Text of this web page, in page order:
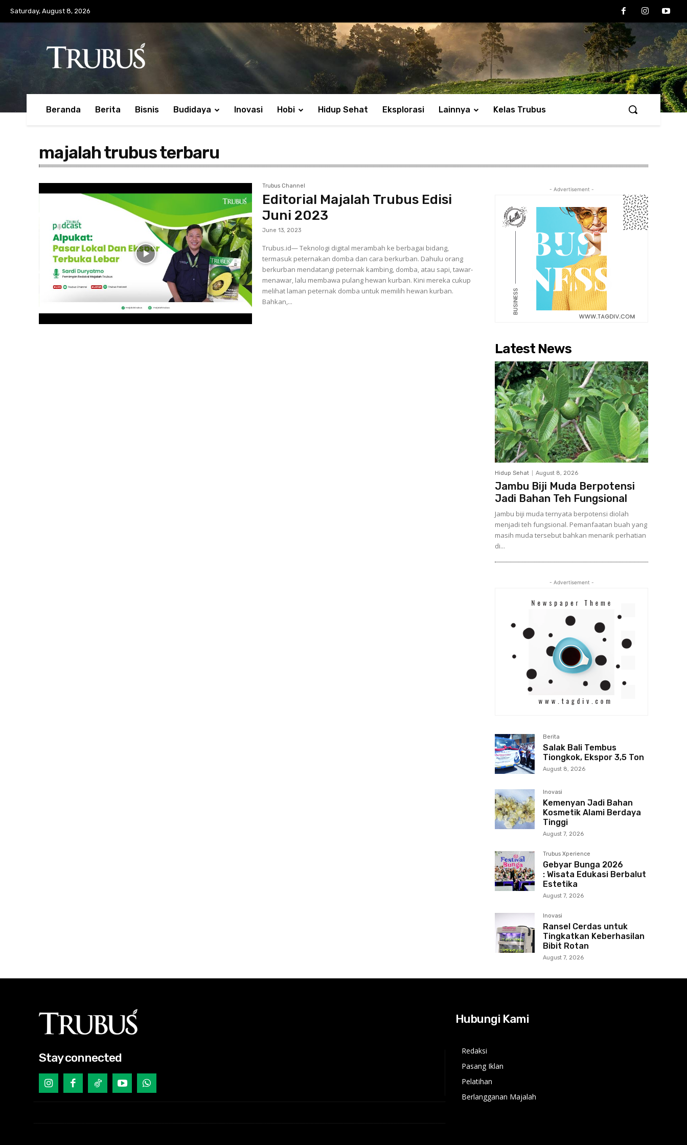
Saturday, August 8, 2026
Beranda Berita Bisnis Budidaya Inovasi Hobi Hidup Sehat Eksplorasi Lainnya Kelas Trubus
majalah trubus terbaru
Trubus Channel
Editorial Majalah Trubus Edisi
Juni 2023
June 13, 2023
Trubus.id— Teknologi digital merambah ke berbagai bidang,
termasuk peternakan domba dan cara berkurban. Dahulu orang
berkurban mendatangi peternak kambing, domba, atau sapi, tawar-
menawar, lalu membawa pulang hewan kurban. Kini mereka cukup
melihat laman peternak domba untuk memilih hewan kurban.
Bahkan,...
- Advertisement -
Latest News
Hidup Sehat August 8, 2026
Jambu Biji Muda Berpotensi
Jadi Bahan Teh Fungsional
Jambu biji muda ternyata berpotensi diolah
menjadi teh fungsional. Pemanfaatan buah yang
masih muda tersebut bahkan menarik perhatian
di...
- Advertisement -
Berita
Salak Bali Tembus
Tiongkok, Ekspor 3,5 Ton
August 8, 2026
Inovasi
Kemenyan Jadi Bahan
Kosmetik Alami Berdaya
Tinggi
August 7, 2026
Trubus Xperience
Gebyar Bunga 2026
: Wisata Edukasi Berbalut
Estetika
August 7, 2026
Inovasi
Ransel Cerdas untuk
Tingkatkan Keberhasilan
Bibit Rotan
August 7, 2026
Stay connected
Hubungi Kami
Redaksi
Pasang Iklan
Pelatihan
Berlangganan Majalah